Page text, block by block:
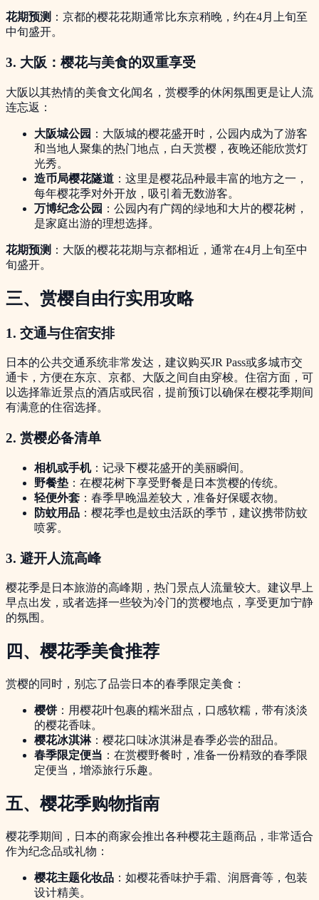
花期预测 ：京都的樱花花期通常比东京稍晚，约在4月上旬至
中旬盛开。
3. 大阪：樱花与美食的双重享受
大阪以其热情的美食文化闻名，赏樱季的休闲氛围更是让人流
连忘返：
大阪城公园 ：大阪城的樱花盛开时，公园内成为了游客
和当地人聚集的热门地点，白天赏樱，夜晚还能欣赏灯
光秀。
造币局樱花隧道 ：这里是樱花品种最丰富的地方之一，
每年樱花季对外开放，吸引着无数游客。
万博纪念公园 ：公园内有广阔的绿地和大片的樱花树，
是家庭出游的理想选择。
花期预测 ：大阪的樱花花期与京都相近，通常在4月上旬至中
旬盛开。
三、赏樱自由行实用攻略
1. 交通与住宿安排
日本的公共交通系统非常发达，建议购买JR Pass或多城市交
通卡，方便在东京、京都、大阪之间自由穿梭。住宿方面，可
以选择靠近景点的酒店或民宿，提前预订以确保在樱花季期间
有满意的住宿选择。
2. 赏樱必备清单
相机或手机：记录下樱花盛开的美丽瞬间。
野餐垫 ：在樱花树下享受野餐是日本赏樱的传统。
轻便外套 ：春季早晚温差较大，准备好保暖衣物。
防蚊用品 ：樱花季也是蚊虫活跃的季节，建议携带防蚊
喷雾。
3. 避开人流高峰
樱花季是日本旅游的高峰期，热门景点人流量较大。建议早上
早点出发，或者选择一些较为冷门的赏樱地点，享受更加宁静
的氛围。
四、樱花季美食推荐
赏樱的同时，别忘了品尝日本的春季限定美食：
樱饼：用樱花叶包裹的糯米甜点，口感软糯，带有淡淡
的樱花香味。
樱花冰淇淋：樱花口味冰淇淋是春季必尝的甜品。
春季限定便当 ：在赏樱野餐时，准备一份精致的春季限
定便当，增添旅行乐趣。
五、樱花季购物指南
樱花季期间，日本的商家会推出各种樱花主题商品，非常适合
作为纪念品或礼物：
樱花主题化妆品 ：如樱花香味护手霜、润唇膏等，包装
设计精美。